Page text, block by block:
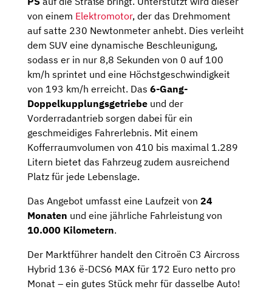
von einem Elektromotor, der das Drehmoment
auf satte 230 Newtonmeter anhebt. Dies verleiht
dem SUV eine dynamische Beschleunigung,
sodass er in nur 8,8 Sekunden von 0 auf 100
km/h sprintet und eine Höchstgeschwindigkeit
von 193 km/h erreicht. Das 6-Gang-
Doppelkupplungsgetriebe und der
Vorderradantrieb sorgen dabei für ein
geschmeidiges Fahrerlebnis. Mit einem
Kofferraumvolumen von 410 bis maximal 1.289
Litern bietet das Fahrzeug zudem ausreichend
Platz für jede Lebenslage.
Das Angebot umfasst eine Laufzeit von 24
Monaten und eine jährliche Fahrleistung von
10.000 Kilometern.
Der Marktführer handelt den Citroën C3 Aircross
Hybrid 136 ë-DCS6 MAX für 172 Euro netto pro
Monat – ein gutes Stück mehr für dasselbe Auto!